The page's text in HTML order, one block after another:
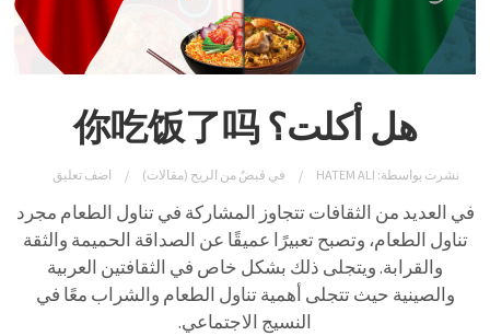
هل أكلت؟ 你吃饭了吗
نشرت بواسطة: HATEM ALI في قبضٌ من الريح (مقالات) اضف تعليق
في العديد من الثقافات تتجاوز المشاركة في تناول الطعام مجرد
تناول الطعام، وتصبح تعبيرًا عميقًا عن الصداقة الحميمة والثقة
والقرابة. ويتجلى ذلك بشكل خاص في الثقافتين العربية
والصينية حيث تتجلى أهمية تناول الطعام والشراب معًا في
النسيج الاجتماعي.